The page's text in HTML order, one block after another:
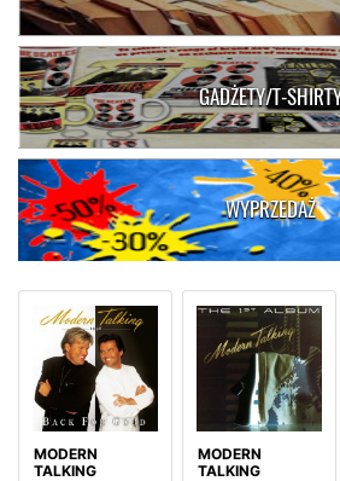
GADŻETY/T-
WYPRZEDAŻ
MODERN
TALKING
MODERN
TALKING